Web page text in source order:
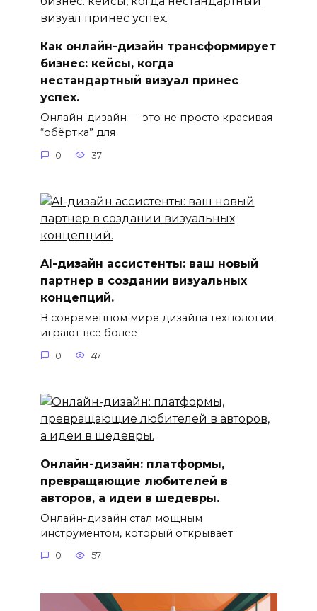
Как онлайн-дизайн трансформирует
бизнес: кейсы, когда
нестандартный визуал принес
успех.
Онлайн-дизайн — это не просто красивая
“обёртка” для
0 37
AI-дизайн ассистенты: ваш новый
партнер в создании визуальных
концепций.
В современном мире дизайна технологии
играют всё более
0 47
Онлайн-дизайн: платформы,
превращающие любителей в
авторов, а идеи в шедевры.
Онлайн-дизайн стал мощным
инструментом, который открывает
0 57